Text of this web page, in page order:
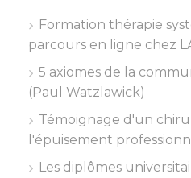
Formation thérapie
parcours en ligne chez
5 axiomes de la
(Paul Watzlawick)
Témoignage d'un
l'épuisement
Les diplômes